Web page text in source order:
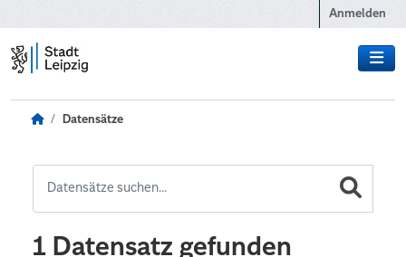
Anmelden
Datensätze
1 Datensatz gefunden